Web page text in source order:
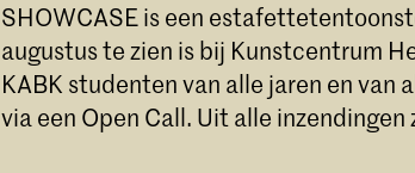
SHOWCASE is een
augustus te zien is bij Kunstcentrum
KABK studenten van alle jaren en van
via een Open Call. Uit alle